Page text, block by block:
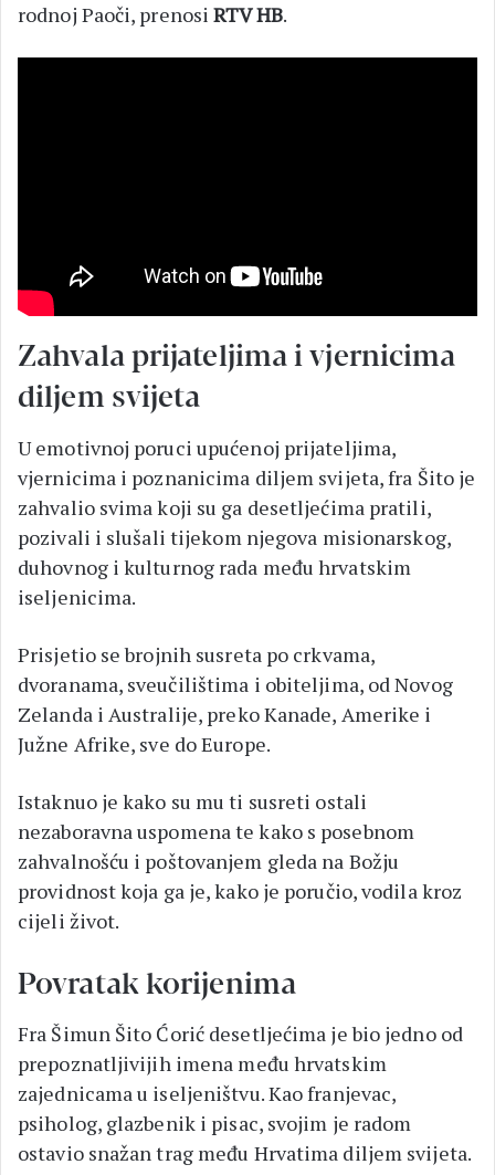
rodnoj Paoči, prenosiRTV HB.
Zahvala prijateljima i vjernicima
diljem svijeta
U emotivnoj poruci upućenoj prijateljima,
vjernicima i poznanicima diljem svijeta, fra Šito je
zahvalio svima koji su ga desetljećima pratili,
pozivali i slušali tijekom njegova misionarskog,
duhovnog i kulturnog rada među hrvatskim
iseljenicima.
Prisjetio se brojnih susreta po crkvama,
dvoranama, sveučilištima i obiteljima, od Novog
Zelanda i Australije, preko Kanade, Amerike i
Južne Afrike, sve do Europe.
Istaknuo je kako su mu ti susreti ostali
nezaboravna uspomena te kako s posebnom
zahvalnošću i poštovanjem gleda na Božju
providnost koja ga je, kako je poručio, vodila kroz
cijeli život.
Povratak korijenima
Fra Šimun Šito Ćorić desetljećima je bio jedno od
prepoznatljivijih imena među hrvatskim
zajednicama u iseljeništvu. Kao franjevac,
psiholog, glazbenik i pisac, svojim je radom
ostavio snažan trag među Hrvatima diljem svijeta.